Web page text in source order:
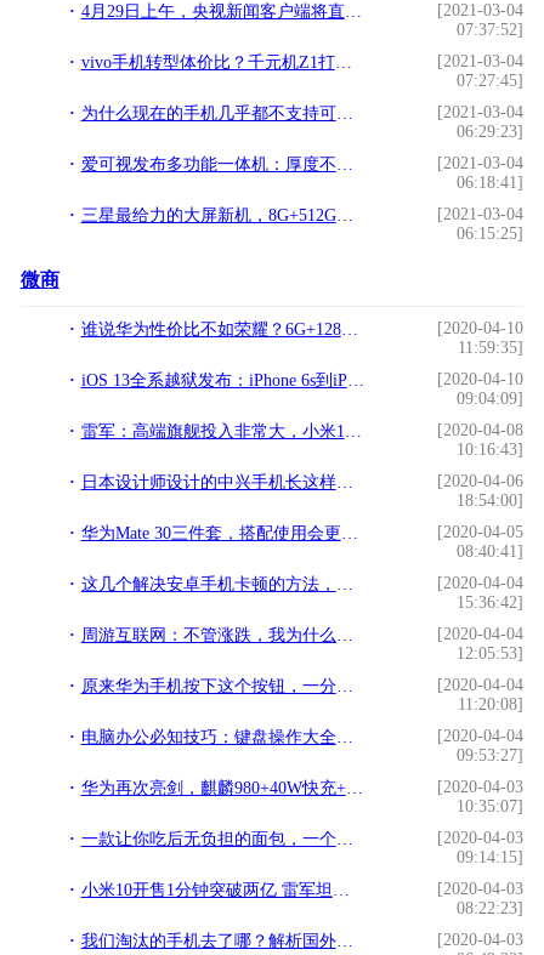
4月29日上午，央视新闻客户端将直播蓬安百牛渡江盛况!
[2021-03-04
07:37:52]
vivo手机转型体价比？千元机Z1打破“高价低配”标签!
[2021-03-04
07:27:45]
为什么现在的手机几乎都不支持可拆卸电池？!
[2021-03-04
06:29:23]
爱可视发布多功能一体机：厚度不足7毫米！!
[2021-03-04
06:18:41]
三星最给力的大屏新机，8G+512G，或仅9500！!
[2021-03-04
06:15:25]
微商
谁说华为性价比不如荣耀？6G+128GB仅1599，比荣耀8X更能打！
[2020-04-10
11:59:35]
iOS 13全系越狱发布：iPhone 6s到iPhone 11皆支持
[2020-04-10
09:04:09]
雷军：高端旗舰投入非常大，小米10卖3999元是真的交朋友
[2020-04-08
10:16:43]
日本设计师设计的中兴手机长这样，难怪不敢在中国发布
[2020-04-06
18:54:00]
华为Mate 30三件套，搭配使用会更好？华为三件套实际体验
[2020-04-05
08:40:41]
这几个解决安卓手机卡顿的方法，让你的手机变飞快
[2020-04-04
15:36:42]
周游互联网：不管涨跌，我为什么坚定看好有赞是十倍潜力股
[2020-04-04
12:05:53]
原来华为手机按下这个按钮，一分钟能打400字，谁还敢说你打字慢
[2020-04-04
11:20:08]
电脑办公必知技巧：键盘操作大全让工作效率更高！
[2020-04-04
09:53:27]
华为再次亮剑，麒麟980+40W快充+128GB跌至“荣耀价”，还香吗？
[2020-04-03
10:35:07]
一款让你吃后无负担的面包，一个管饱，低糖少油吃了不发胖
[2020-04-03
09:14:15]
小米10开售1分钟突破两亿 雷军坦言产能或成最大隐忧
[2020-04-03
08:22:23]
我们淘汰的手机去了哪？解析国外二手手机市场
[2020-04-03